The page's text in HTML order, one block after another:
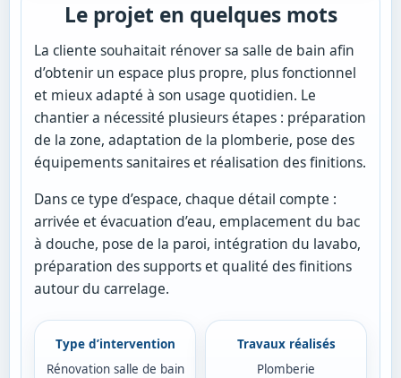
Le projet en quelques mots
La cliente souhaitait rénover sa salle de bain afin
d’obtenir un espace plus propre, plus fonctionnel
et mieux adapté à son usage quotidien. Le
chantier a nécessité plusieurs étapes : préparation
de la zone, adaptation de la plomberie, pose des
équipements sanitaires et réalisation des finitions.
Dans ce type d’espace, chaque détail compte :
arrivée et évacuation d’eau, emplacement du bac
à douche, pose de la paroi, intégration du lavabo,
préparation des supports et qualité des finitions
autour du carrelage.
Type d’intervention
Rénovation salle de bain
Travaux réalisés
Plomberie